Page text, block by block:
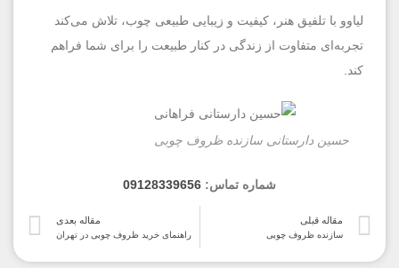
لیاوو با تلفیق هنر، کیفیت و زیبایی طبیعی چوب، تلاش می‌کند
تجربه‌ای متفاوت از زندگی در کنار طبیعت را برای شما فراهم
کند.
حسین دارستانی سازنده ظروف چوبی
شماره تماس: 09128339656
مقاله قبلی
سازنده ظروف چوبی
مقاله بعدی
راهنمای خرید ظروف چوبی در تهران